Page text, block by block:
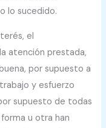
lo sucedido.
el
atención prestada,
por supuesto a
y esfuerzo
supuesto de todas
u otra han